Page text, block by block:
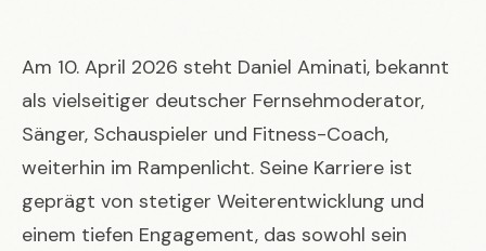
Am 10. April 2026 steht Daniel Aminati, bekannt
als vielseitiger deutscher Fernsehmoderator,
Sänger, Schauspieler und Fitness-Coach,
weiterhin im Rampenlicht. Seine Karriere ist
geprägt von stetiger Weiterentwicklung und
einem tiefen Engagement, das sowohl sein